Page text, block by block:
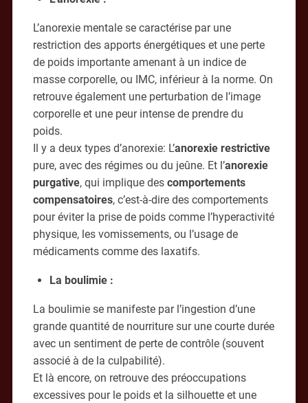
L’anorexie mentale se caractérise par une
restriction des apports énergétiques et une perte
de poids importante amenant à un indice de
masse corporelle, ou IMC, inférieur à la norme. On
retrouve également une perturbation de l’image
corporelle et une peur intense de prendre du
poids.
Il y a deux types d’anorexie: L’anorexie restrictive
pure, avec des régimes ou du jeûne. Et l’anorexie
purgative, qui implique descomportements
compensatoires, c’est-à-dire des comportements
pour éviter la prise de poids comme l’hyperactivité
physique, les vomissements, ou l’usage de
médicaments comme des laxatifs.
La boulimie:
La boulimie se manifeste par l’ingestion d’une
grande quantité de nourriture sur une courte durée
avec un sentiment de perte de contrôle (souvent
associé à de la culpabilité).
Et là encore, on retrouve des préoccupations
excessives pour le poids et la silhouette et une